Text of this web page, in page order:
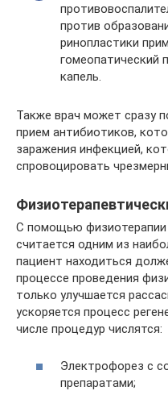
против
ринопластики
гомеопатический
капель.
Также врач может сразу
прием антибиотиков,
заражения инфекцией,
спровоцировать
С помощью физиотерапии
считается одним из
пациент находиться
процессе проведения
только улучшается
ускоряется процесс
числе процедур числятся:
Электрофорез с
препаратами;